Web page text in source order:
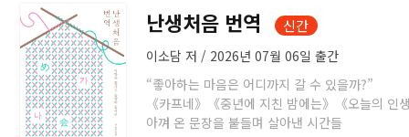
난생처음 번역
이소담 저 / 2026년 07월 06일 출간
“좋아하는 마음은 어디까지 갈 수 있을까?”
《카프네》《중년에 지친 밤에는》《오늘의 인
아껴 온 문장을 붙들며 살아낸 시간들